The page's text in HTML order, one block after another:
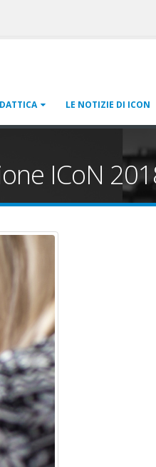
LE NOTIZIE DI ICON
ICoN